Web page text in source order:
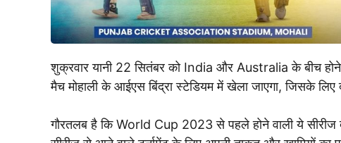
शुक्रवार यानी 22 सितंबर को India और Australia के बीच
मैच मोहाली के आईएस बिंद्रा स्टेडियम में खेला जाएगा, जिसके लिए
गौरतलब है कि World Cup 2023 से पहले होने वाली ये सीरीज